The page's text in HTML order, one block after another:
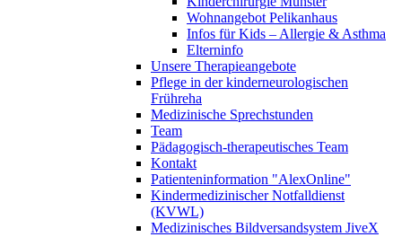
Wohnangebot Pelikanhaus
Infos für Kids – Allergie & Asthma
Elterninfo
Unsere Therapieangebote
Pflege in der kinderneurologischen
Frühreha
Medizinische Sprechstunden
Team
Pädagogisch-therapeutisches Team
Kontakt
Patienteninformation "AlexOnline"
Kindermedizinischer Notfalldienst
(KVWL)
Medizinisches Bildversandsystem JiveX